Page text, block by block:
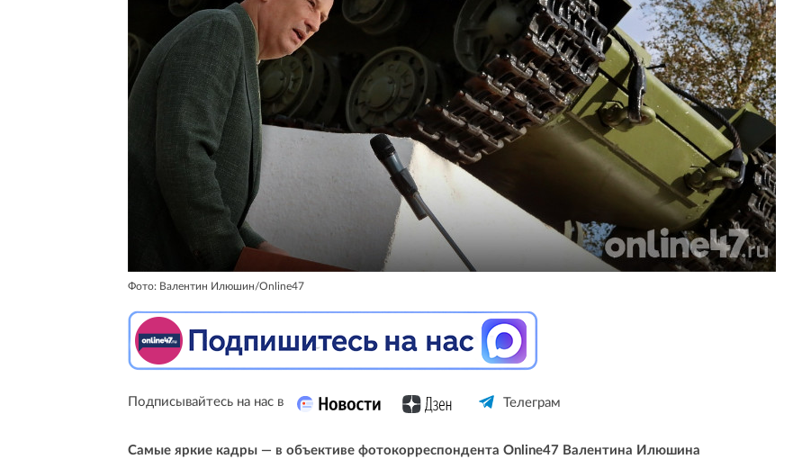
Фото: Валентин Илюшин/Online47
Подписывайтесь на нас в Телеграм
Самые яркие кадры — в объективе фотокорреспондента Online47 Валентина Илюшина